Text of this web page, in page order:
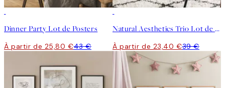
Dinner Party Lot de Posters
À partir de 25,80 €43 €
Natural Aesthetics Trio Lot de posters
À partir de 23,40 €39 €